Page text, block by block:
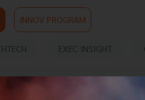
INNOV PROGRAM
EXEC INSIGHT